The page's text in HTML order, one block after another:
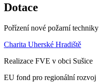
Dotace
Pořízení nové požarní techniky
Charita Uherské Hradiště
Realizace FVE v obci Sušice
EU fond pro regionální rozvoj